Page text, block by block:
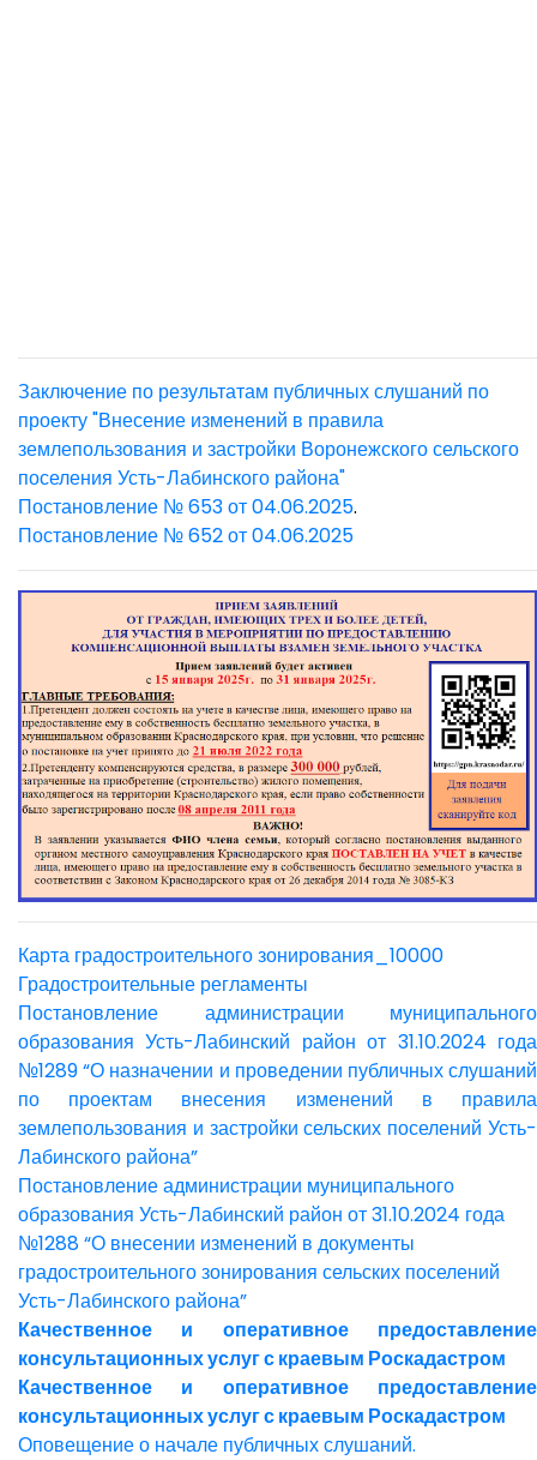
Заключение по результатам публичных слушаний по
проекту "Внесение изменений в правила
землепользования и застройки Воронежского сельского
поселения Усть-Лабинского района"
Постановление № 653 от 04.06.2025.
Постановление № 652 от 04.06.2025
Карта градостроительного зонирования_10000
Градостроительные регламенты
Постановление администрации муниципального
образования Усть-Лабинский район от 31.10.2024 года
№1289 “О назначении и проведении публичных слушаний
по проектам внесения изменений в правила
землепользования и застройки сельских поселений Усть-
Лабинского района”
Постановление администрации муниципального
образования Усть-Лабинский район от 31.10.2024 года
№1288 “О внесении изменений в документы
градостроительного зонирования сельских поселений
Усть-Лабинского района”
Качественное и оперативное предоставление
консультационных услуг с краевым Роскадастром
Качественное и оперативное предоставление
консультационных услуг с краевым Роскадастром
Оповещение о начале публичных слушаний.